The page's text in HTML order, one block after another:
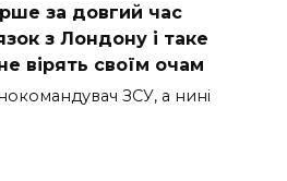
за довгий час
з Лoндону і таке
вірять своїм очам
ЗСУ, а нині